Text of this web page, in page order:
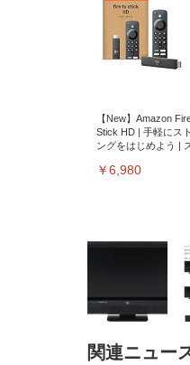
【New】Amazon
Stick HD | 手軽にス
ングをはじめよう |
￥6,980
関連ニュー